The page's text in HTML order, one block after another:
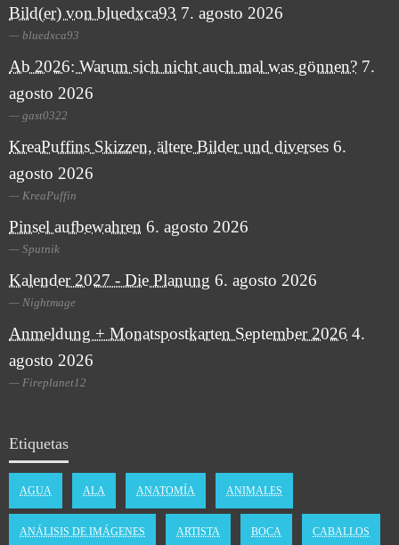
Bild(er) von bluedxca93 7. agosto 2026
bluedxca93
Ab 2026: Warum sich nicht auch mal was gönnen? 7.
agosto 2026
gast0322
KreaPuffins Skizzen, ältere Bilder und diverses 6.
agosto 2026
KreaPuffin
Pinsel aufbewahren 6. agosto 2026
Sputnik
Kalender 2027 - Die Planung 6. agosto 2026
Nightmage
Anmeldung + Monatspostkarten September 2026 4.
agosto 2026
Fireplanet12
Etiquetas
AGUA ALA ANATOMÍA ANIMALES
ANÁLISIS DE IMÁGENES ARTISTA BOCA CABALLOS